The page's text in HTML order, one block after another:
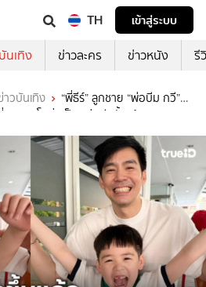
TH
เข้าสู่ระบบ
นเทิง ข่าวละคร ข่าวหนัง รี
าวบันเทิง
“พี่ธีร์” ลูกชาย “พ่อบีม กวี”
ยคนโตเริ่มเป็นหนุ่มอีกขั้นแล้ว!